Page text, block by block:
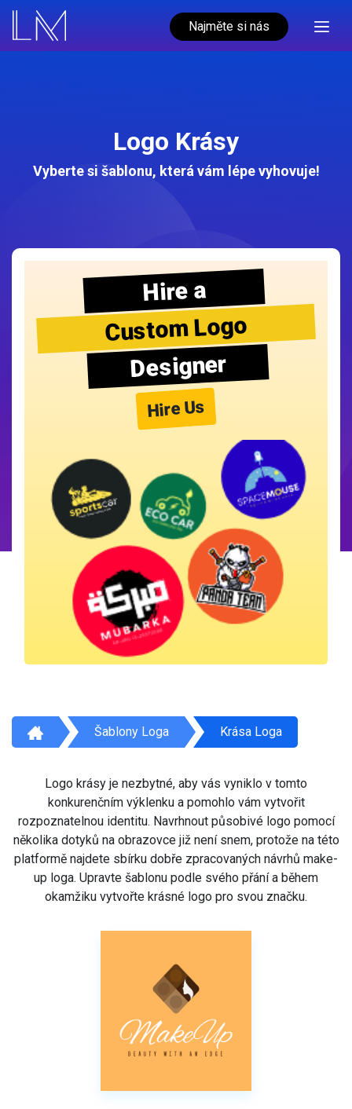
Najměte si nás
Logo Krásy
Vyberte si šablonu, která vám lépe vyhovuje!
Hire a
Custom Logo
Designer
Hire Us
Šablony Loga Krása Loga
Logo krásy je nezbytné, aby vás vyniklo v tomto
konkurenčním výklenku a pomohlo vám vytvořit
rozpoznatelnou identitu. Navrhnout působivé logo pomocí
několika dotyků na obrazovce již není snem, protože na této
platformě najdete sbírku dobře zpracovaných návrhů make-
up loga. Upravte šablonu podle svého přání a během
okamžiku vytvořte krásné logo pro svou značku.